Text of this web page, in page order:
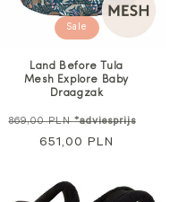
Sale
Land Before Tula
Mesh Explore Baby
Draagzak
Normale
869,00 PLN*adviesprijs
651,00 PLN